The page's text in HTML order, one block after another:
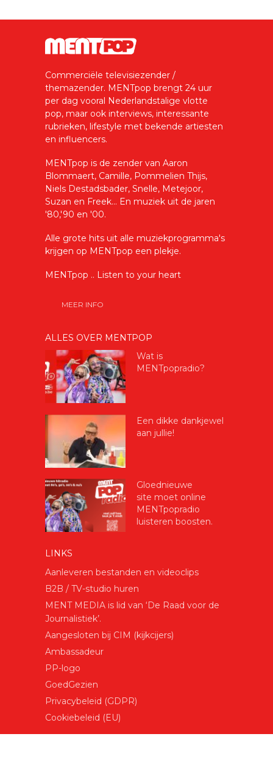
Commerciële televisiezender /
themazender. MENTpop brengt 24 uur
per dag vooral Nederlandstalige vlotte
pop, maar ook interviews, interessante
rubrieken, lifestyle met bekende artiesten
en influencers.
MENTpop is de zender van Aaron
Blommaert, Camille, Pommelien Thijs,
Niels Destadsbader, Snelle, Metejoor,
Suzan en Freek... En muziek uit de jaren
'80,'90 en '00.
Alle grote hits uit alle muziekprogramma's
krijgen op MENTpop een plekje.
MENTpop .. Listen to your heart
MEER INFO
ALLES OVER MENTPOP
Wat is
MENTpopradio?
Een dikke dankjewel
aan jullie!
Gloednieuwe
site moet online
MENTpopradio
luisteren boosten.
LINKS
Aanleveren bestanden en videoclips
B2B / TV-studio huren
MENT MEDIA is lid van ‘De Raad voor de
Journalistiek’.
Aangesloten bij CIM (kijkcijers)
Ambassadeur
PP-logo
GoedGezien
Privacybeleid (GDPR)
Cookiebeleid (EU)